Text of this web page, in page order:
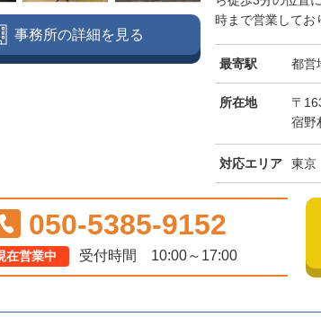
時まで営業してお
最寄駅 都営
所在地
〒
宿野
対応エリア 東京
事務所の詳細を見る
050-5385-9152
在営業中 受付時間 10:00～17:00